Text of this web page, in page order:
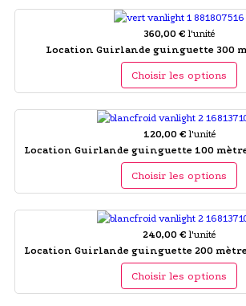
360,00 € l'unité
Location Guirlande guinguette 300
Choisir les options
120,00 € l'unité
Location Guirlande guinguette 100
Choisir les options
240,00 € l'unité
Location Guirlande guinguette 200
Choisir les options